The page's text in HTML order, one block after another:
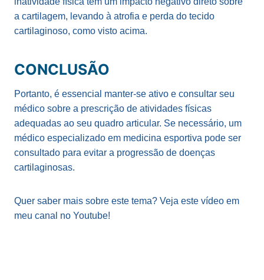
a cartilagem, levando à atrofia e perda do tecido
cartilaginoso, como visto acima.
CONCLUSÃO
Portanto, é essencial manter-se ativo e consultar seu
médico sobre a prescrição de atividades físicas
adequadas ao seu quadro articular. Se necessário, um
médico especializado em medicina esportiva pode ser
consultado para evitar a progressão de doenças
cartilaginosas.
Quer saber mais sobre este tema? Veja este vídeo em
meu canal no Youtube!